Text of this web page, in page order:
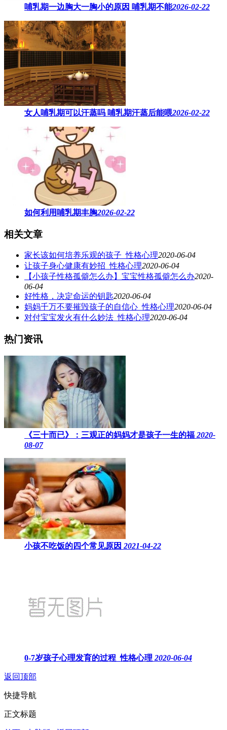
哺乳期一边胸大一胸小的原因​ 哺乳期不能2026-02-22
女人哺乳期可以汗蒸吗 ​哺乳期汗蒸后能喂2026-02-22
如何利用哺乳期丰胸2026-02-22
相关文章
家长该如何培养乐观的孩子_性格心理2020-06-04
让孩子身心健康有妙招_性格心理2020-06-04
【小孩子性格孤僻怎么办】宝宝性格孤僻怎么办2020-
06-04
好性格，决定命运的钥匙2020-06-04
妈妈千万不要摧毁孩子的自信心_性格心理2020-06-04
对付宝宝发火有什么妙法_性格心理2020-06-04
热门资讯
《三十而已》：三观正的妈妈才是孩子一生的福 2020-
08-07
小孩不吃饭的四个常见原因 2021-04-22
0-7岁孩子心理发育的过程_性格心理 2020-06-04
返回顶部
快捷导航
正文标题